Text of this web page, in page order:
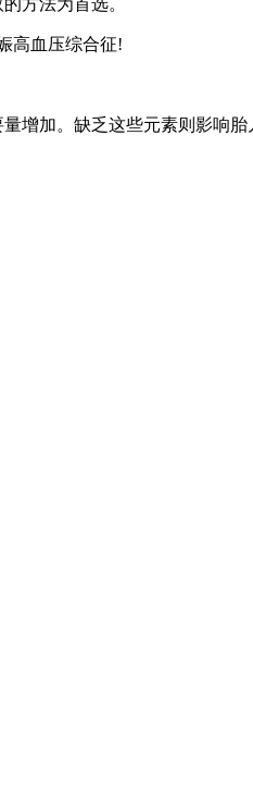
方法为首选。
高血压综合征!
增加。缺乏这些元素则影响